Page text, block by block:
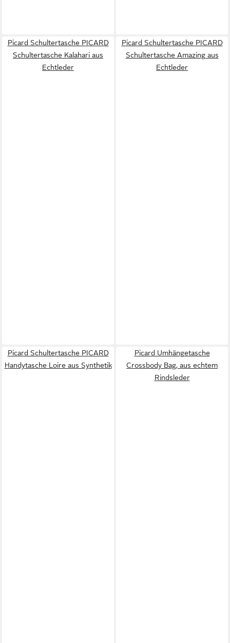
Picard Schultertasche PICARD
Schultertasche Kalahari aus
Echtleder
Picard Schultertasche PICARD
Schultertasche Amazing aus
Echtleder
Picard Schultertasche PICARD
Handytasche Loire aus Synthetik
Picard Umhängetasche
Crossbody Bag, aus echtem
Rindsleder